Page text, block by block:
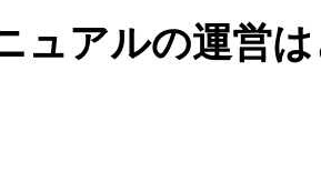
ュアルの運営